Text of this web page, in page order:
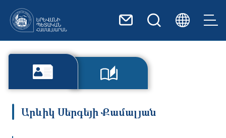
Արևիկ Սերգեյի Քամալյան